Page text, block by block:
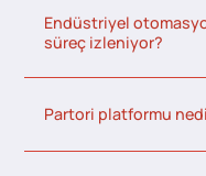
Endüstriyel
süreç izleniyor?
Partori platformu